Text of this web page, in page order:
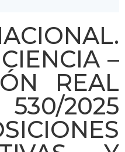
–
REAL
530/2025